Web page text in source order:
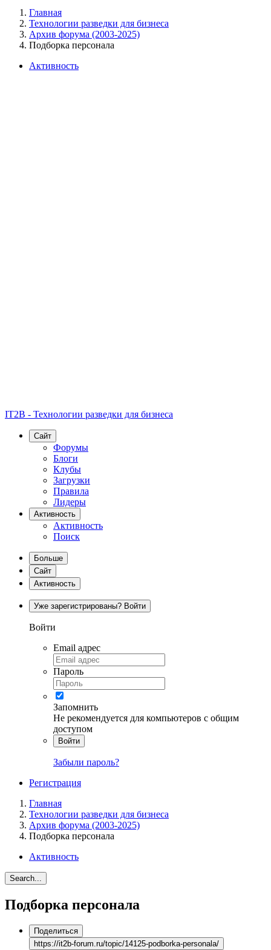
Главная
Технологии разведки для бизнеса
Архив форума (2003-2025)
Подборка персонала
Активность
IT2B - Технологии разведки для бизнеса
Сайт
Форумы
Блоги
Клубы
Загрузки
Правила
Лидеры
Активность
Активность
Поиск
Больше
Сайт
Активность
Уже зарегистрированы? Войти
Войти
Email адрес
Пароль
Запомнить
Не рекомендуется для компьютеров с общим
доступом
Войти
Забыли пароль?
Регистрация
Главная
Технологии разведки для бизнеса
Архив форума (2003-2025)
Подборка персонала
Активность
Search...
Подборка персонала
Поделиться
https://it2b-forum.ru/topic/14125-podborka-personala/